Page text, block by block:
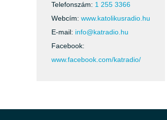
Telefonszám: 1 255 3366
Webcím: www.katolikusradio.hu
E-mail: info@katradio.hu
Facebook:
www.facebook.com/katradio/